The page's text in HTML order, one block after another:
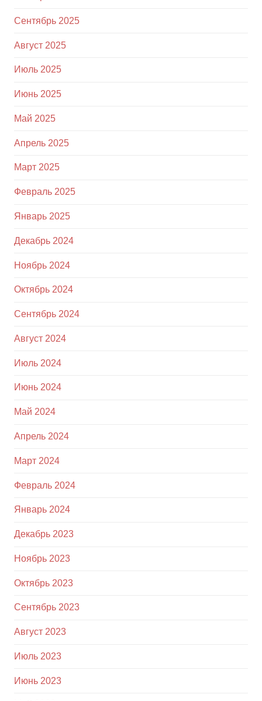
Сентябрь 2025
Август 2025
Июль 2025
Июнь 2025
Май 2025
Апрель 2025
Март 2025
Февраль 2025
Январь 2025
Декабрь 2024
Ноябрь 2024
Октябрь 2024
Сентябрь 2024
Август 2024
Июль 2024
Июнь 2024
Май 2024
Апрель 2024
Март 2024
Февраль 2024
Январь 2024
Декабрь 2023
Ноябрь 2023
Октябрь 2023
Сентябрь 2023
Август 2023
Июль 2023
Июнь 2023